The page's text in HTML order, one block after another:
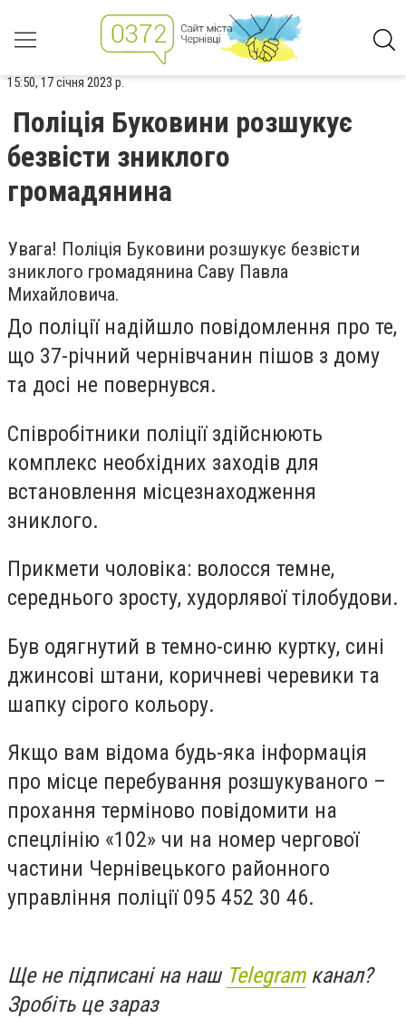
15:50, 17 січня 2023 р.
Поліція Буковини розшукує
безвісти зниклого
громадянина
Увага! Поліція Буковини розшукує безвісти
зниклого громадянина Саву Павла
Михайловича.
До поліції надійшло повідомлення про те,
що 37-річний чернівчанин пішов з дому
та досі не повернувся.
Співробітники поліції здійснюють
комплекс необхідних заходів для
встановлення місцезнаходження
зниклого.
Прикмети чоловіка: волосся темне,
середнього зросту, худорлявої тілобудови.
Був одягнутий в темно-синю куртку, сині
джинсові штани, коричневі черевики та
шапку сірого кольору.
Якщо вам відома будь-яка інформація
про місце перебування розшукуваного –
прохання терміново повідомити на
спецлінію «102» чи на номер чергової
частини Чернівецького районного
управління поліції 095 452 30 46.
Ще не підписані на наш Telegramканал?
Зробіть це зараз